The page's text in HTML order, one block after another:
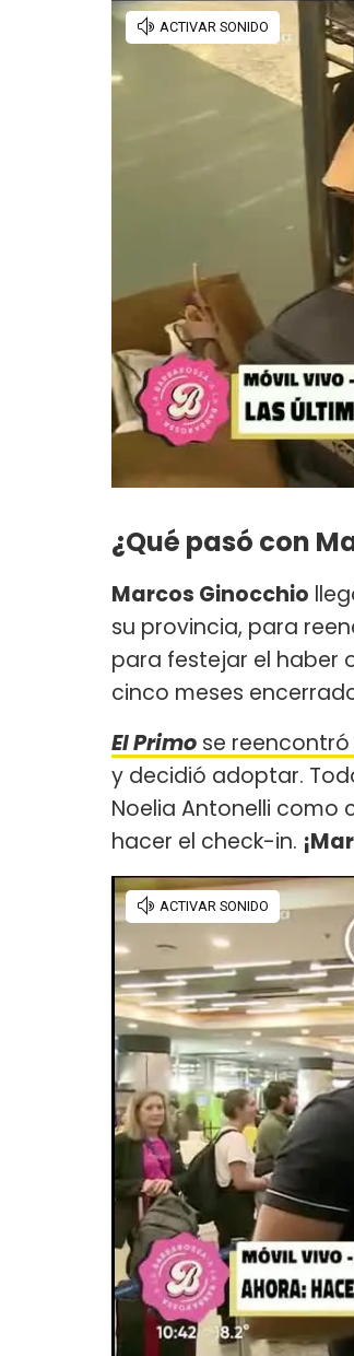
¿Qué pasó con
Marcos Ginocchio
su provincia, para
para festejar el haber
cinco meses
El Primo se
y decidió adoptar.
Noelia Antonelli como
hacer el check-in.